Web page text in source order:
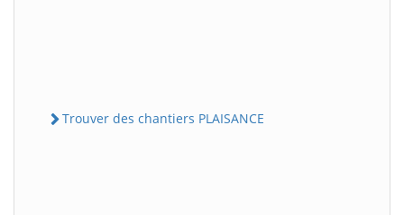
Trouver des chantiers PLAISANCE